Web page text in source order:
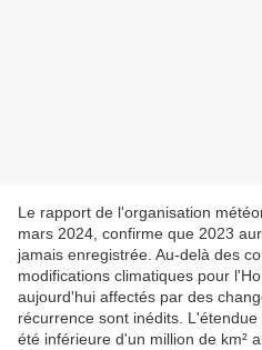
Le rapport de l'organisation
mars 2024, confirme que 2023
jamais enregistrée. Au-delà des
modifications climatiques pour
aujourd'hui affectés par des
récurrence sont inédits.
été inférieure d'un million de km²